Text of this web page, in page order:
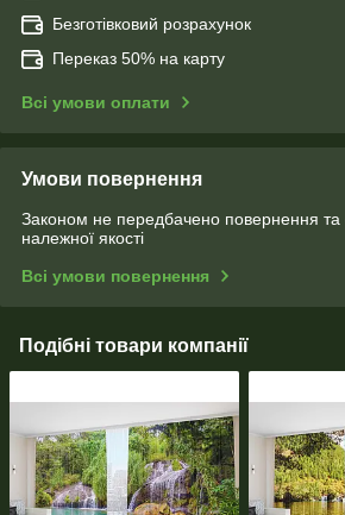
Безготівковий розрахунок
Переказ 50% на карту
Всі умови оплати
Умови повернення
Законом не передбачено повернення та
належної якості
Всі умови повернення
Подібні товари компанії